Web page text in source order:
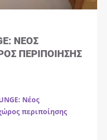
ΝΈΟΣ
ΠΕΡΙΠΟΊΗΣΗΣ
Νέος
περιποίησης